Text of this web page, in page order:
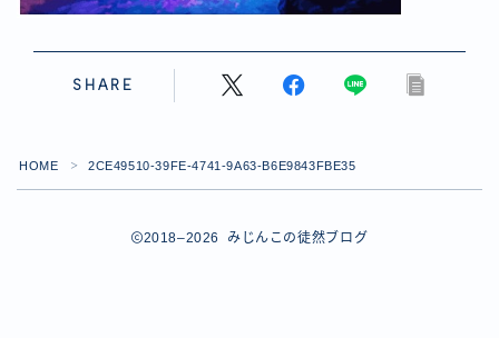
お問い合わせ
デモプリセット記事 #8
デモプリセット記事 Part07Follow Me
SHARE
HOME ＞ 2CE49510-39FE-4741-9A63-B6E9843FBE35
2018–2026 みじんこの徒然ブログ